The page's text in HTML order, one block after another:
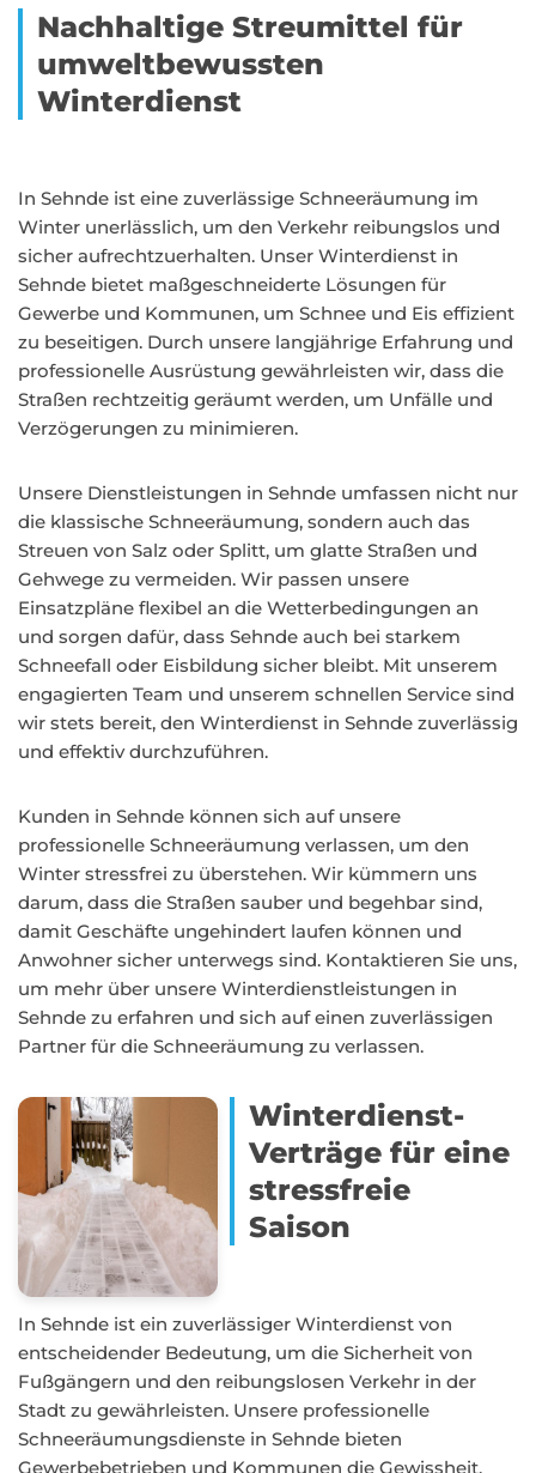
Nachhaltige Streumittel für
umweltbewussten
Winterdienst
In Sehnde ist eine zuverlässige Schneeräumung im
Winter unerlässlich, um den Verkehr reibungslos und
sicher aufrechtzuerhalten. Unser Winterdienst in
Sehnde bietet maßgeschneiderte Lösungen für
Gewerbe und Kommunen, um Schnee und Eis effizient
zu beseitigen. Durch unsere langjährige Erfahrung und
professionelle Ausrüstung gewährleisten wir, dass die
Straßen rechtzeitig geräumt werden, um Unfälle und
Verzögerungen zu minimieren.
Unsere Dienstleistungen in Sehnde umfassen nicht nur
die klassische Schneeräumung, sondern auch das
Streuen von Salz oder Splitt, um glatte Straßen und
Gehwege zu vermeiden. Wir passen unsere
Einsatzpläne flexibel an die Wetterbedingungen an
und sorgen dafür, dass Sehnde auch bei starkem
Schneefall oder Eisbildung sicher bleibt. Mit unserem
engagierten Team und unserem schnellen Service sind
wir stets bereit, den Winterdienst in Sehnde zuverlässig
und effektiv durchzuführen.
Kunden in Sehnde können sich auf unsere
professionelle Schneeräumung verlassen, um den
Winter stressfrei zu überstehen. Wir kümmern uns
darum, dass die Straßen sauber und begehbar sind,
damit Geschäfte ungehindert laufen können und
Anwohner sicher unterwegs sind. Kontaktieren Sie uns,
um mehr über unsere Winterdienstleistungen in
Sehnde zu erfahren und sich auf einen zuverlässigen
Partner für die Schneeräumung zu verlassen.
Winterdienst-
Verträge für eine
stressfreie
Saison
In Sehnde ist ein zuverlässiger Winterdienst von
entscheidender Bedeutung, um die Sicherheit von
Fußgängern und den reibungslosen Verkehr in der
Stadt zu gewährleisten. Unsere professionelle
Schneeräumungsdienste in Sehnde bieten
Gewerbebetrieben und Kommunen die Gewissheit,